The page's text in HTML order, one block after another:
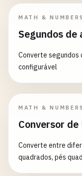
MATH & NUMBERS
Segundos
Converte segundos
configurável
MATH & NUMBERS
Conversor
Converte entre
quadrados, pés